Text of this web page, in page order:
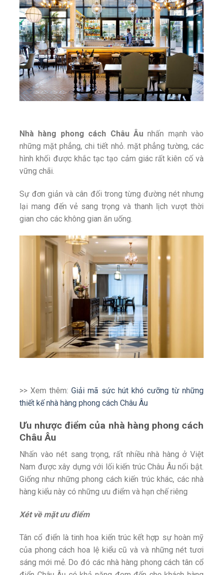
Nhà hàng phong cách Châu Âunhấn mạnh vào
những mặt phẳng, chi tiết nhỏ. mặt phẳng tường, các
hình khối được khắc tạc tạo cảm giác rất kiên cố và
vững chãi.
Sự đơn giản và cân đối trong từng đường nét nhưng
lại mang đến vẻ sang trọng và thanh lịch vượt thời
gian cho các không gian ăn uống.
>> Xem thêm:Giải mã sức hút khó cưỡng từ những
thiết kế nhà hàng phong cách Châu Âu
Ưu nhược điểm của nhà hàng phong cách
Châu Âu
Nhấn vào nét sang trọng, rất nhiều nhà hàng ở Việt
Nam được xây dựng với lối kiến trúc Châu Âu nổi bật.
Giống như những phong cách kiến trúc khác, các nhà
hàng kiểu này có những ưu điểm và hạn chế riêng
Xét về mặt ưu điểm
Tân cổ điển là tinh hoa kiến trúc kết hợp sự hoàn mỹ
của phong cách hoa lệ kiểu cũ và và những nét tươi
sáng mới mẻ. Do đó các nhà hàng phong cách tân cổ